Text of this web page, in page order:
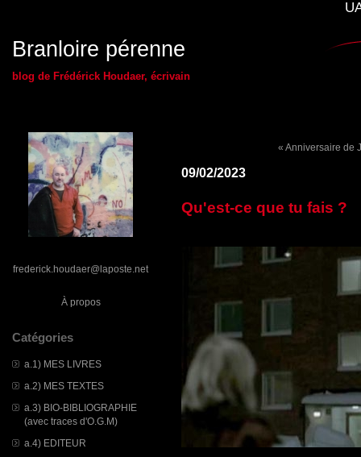
Branloire pérenne
blog de Frédérick Houdaer, écrivain
frederick.houdaer@laposte.net
À propos
Catégories
a.1) MES LIVRES
a.2) MES TEXTES
a.3) BIO-BIBLIOGRAPHIE
(avec traces d'O.G.M)
a.4) EDITEUR
« Anniversaire de
09/02/2023
Qu'est-ce que tu fais ?